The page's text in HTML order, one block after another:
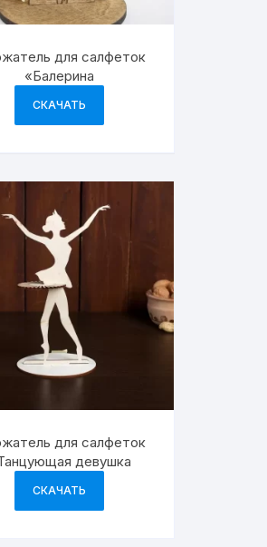
для салфеток
«Балерина
СКАЧАТЬ
для салфеток
девушка
СКАЧАТЬ